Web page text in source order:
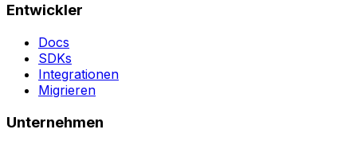
Entwickler
Docs
SDKs
Integrationen
Migrieren
Unternehmen